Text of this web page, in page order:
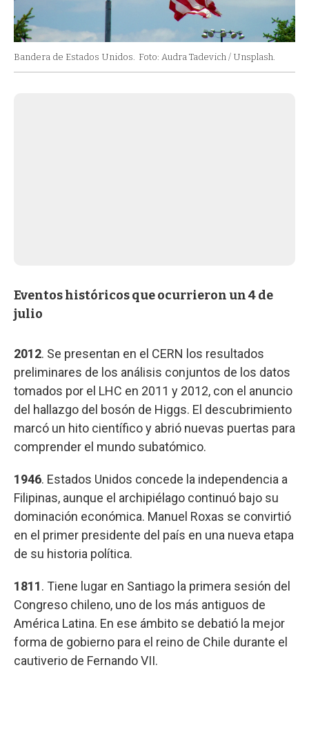
Bandera de Estados Unidos. Foto: Audra Tadevich / Unsplash.
Eventos históricos que ocurrieron un 4 de
julio
2012. Se presentan en el CERN los resultados
preliminares de los análisis conjuntos de los datos
tomados por el LHC en 2011 y 2012, con el anuncio
del hallazgo del bosón de Higgs. El descubrimiento
marcó un hito científico y abrió nuevas puertas para
comprender el mundo subatómico.
1946. Estados Unidos concede la independencia a
Filipinas, aunque el archipiélago continuó bajo su
dominación económica. Manuel Roxas se convirtió
en el primer presidente del país en una nueva etapa
de su historia política.
1811. Tiene lugar en Santiago la primera sesión del
Congreso chileno, uno de los más antiguos de
América Latina. En ese ámbito se debatió la mejor
forma de gobierno para el reino de Chile durante el
cautiverio de Fernando VII.